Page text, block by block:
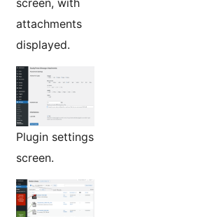
attachments
displayed.
Plugin settings
screen.